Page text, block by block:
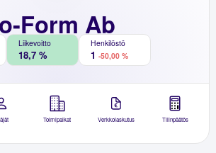
Form Ab
Liikevoitto
18,7 %
Henkilöstö
1 -50,00 %
Toimipaikat Verkkolaskutus Tilinpäätös